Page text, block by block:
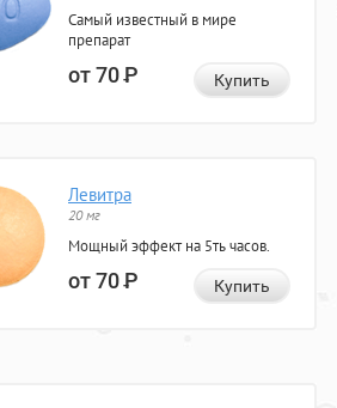
Самый известный в мире
препарат
от 70Р Купить
Левитра
20 мг
Мощный эффект на 5ть часов.
от 70Р Купить